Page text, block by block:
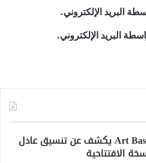
البريد الإلكتروني.
البريد الإلكتروني.
Art Basel Qatar يكشف عن تنسيق عادل
الافتتاحية